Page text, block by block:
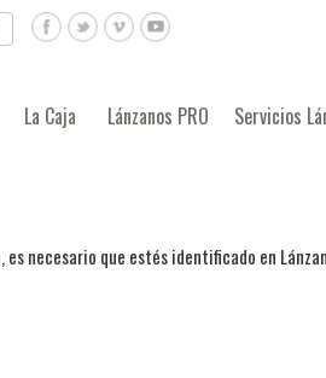
La Caja Lánzanos PRO Servicios
necesario que estés identificado en